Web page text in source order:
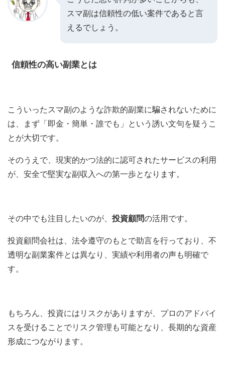
スマ副は信頼性の低い案件であると言
えるでしょう。
信頼性の高い副業とは
こういったスマ副のような詐欺的副業に騙されないために
は、まず「即金・簡単・誰でも」という誘い文句を疑うこ
とが大切です。
そのうえで、現実的かつ法的に認可されたサービスの利用
が、安全で堅実な副収入への第一歩となります。
その中でも注目したいのが、 投資顧問の活用です。
投資顧問会社は、法令遵守のもとで助言を行っており、不
透明な副業案件とは異なり、実績や利用者の声も明確で
す。
もちろん、投資にはリスクがありますが、プロのアドバイ
スを受けることでリスク管理も可能となり、長期的な資産
形成につながります。